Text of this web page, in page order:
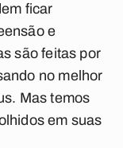
ficar
e
são feitas por
no melhor
Mas temos
em suas